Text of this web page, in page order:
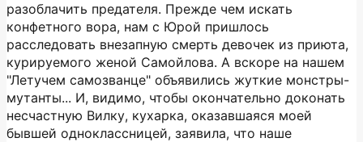
разоблачить предателя. Прежде чем искать
конфетного вора, нам с Юрой пришлось
расследовать внезапную смерть девочек из приюта,
курируемого женой Самойлова. А вскоре на нашем
"Летучем самозванце" объявились жуткие монстры-
мутанты... И, видимо, чтобы окончательно доконать
несчастную Вилку, кухарка, оказавшаяся моей
бывшей одноклассницей, заявила, что наше